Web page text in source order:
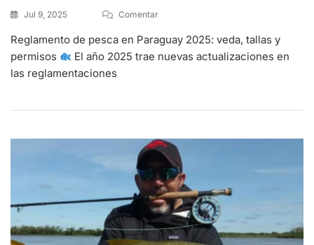
Jul 9, 2025 Comentar
Reglamento de pesca en Paraguay 2025: veda, tallas y
permisos
El año 2025 trae nuevas actualizaciones en
las reglamentaciones